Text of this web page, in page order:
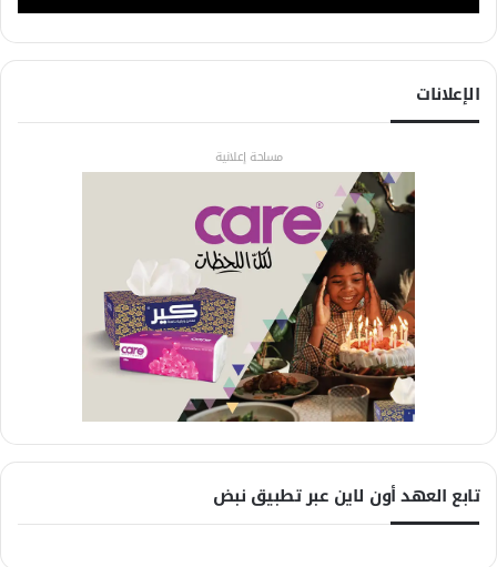
الإعلانات
مساحة إعلانية
تابع العهد أون لاين عبر تطبيق نبض